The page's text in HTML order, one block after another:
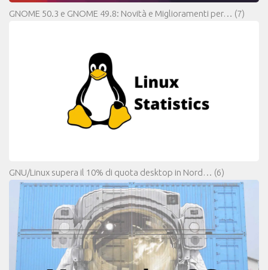
GNOME 50.3 e GNOME 49.8: Novità e Miglioramenti per… (7)
GNU/Linux supera il 10% di quota desktop in Nord… (6)